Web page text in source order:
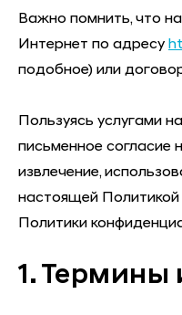
Важно помнить, что
Интернет по адресу
подобное) или
Пользуясь услугами
письменное согласие
извлечение,
настоящей Политикой
Политики
1. Термины